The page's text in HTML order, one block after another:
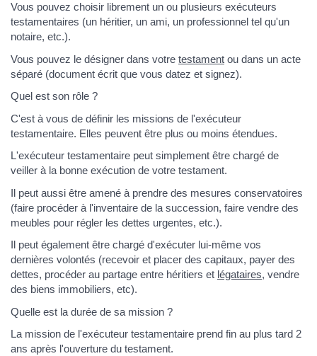
Vous pouvez choisir librement un ou plusieurs exécuteurs
testamentaires (un héritier, un ami, un professionnel tel qu'un
notaire, etc.).
Vous pouvez le désigner dans votre testament ou dans un acte
séparé (document écrit que vous datez et signez).
Quel est son rôle ?
C'est à vous de définir les missions de l'exécuteur
testamentaire. Elles peuvent être plus ou moins étendues.
L'exécuteur testamentaire peut simplement être chargé de
veiller à la bonne exécution de votre testament.
Il peut aussi être amené à prendre des mesures conservatoires
(faire procéder à l'inventaire de la succession, faire vendre des
meubles pour régler les dettes urgentes, etc.).
Il peut également être chargé d'exécuter lui-même vos
dernières volontés (recevoir et placer des capitaux, payer des
dettes, procéder au partage entre héritiers et légataires, vendre
des biens immobiliers, etc).
Quelle est la durée de sa mission ?
La mission de l'exécuteur testamentaire prend fin au plus tard 2
ans après l'ouverture du testament.